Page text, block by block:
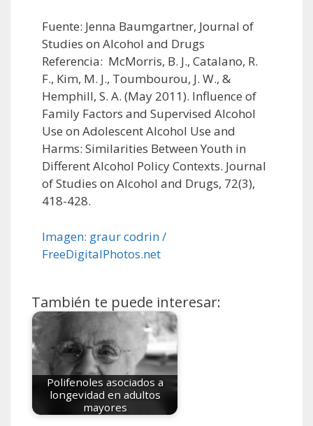
Fuente: Jenna Baumgartner, Journal of
Studies on Alcohol and Drugs
Referencia: McMorris, B. J., Catalano, R.
F., Kim, M. J., Toumbourou, J. W., &
Hemphill, S. A. (May 2011). Influence of
Family Factors and Supervised Alcohol
Use on Adolescent Alcohol Use and
Harms: Similarities Between Youth in
Different Alcohol Policy Contexts. Journal
of Studies on Alcohol and Drugs, 72(3),
418-428.
Imagen: graur codrin /
FreeDigitalPhotos.net
También te puede interesar:
Polifenoles asociados a
longevidad en adultos
mayores